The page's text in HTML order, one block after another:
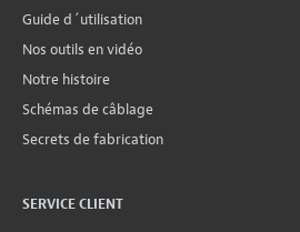
Guide d´utilisation
Nos outils en vidéo
Notre histoire
Schémas de câblage
Secrets de fabrication
SERVICE CLIENT